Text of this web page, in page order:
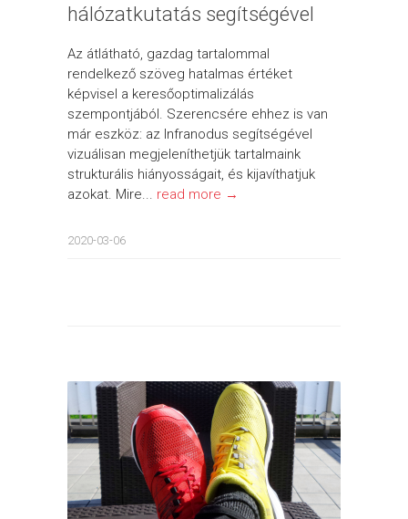
hálózatkutatás segítségével
Az átlátható, gazdag tartalommal
rendelkező szöveg hatalmas értéket
képvisel a keresőoptimalizálás
szempontjából. Szerencsére ehhez is van
már eszköz: az Infranodus segítségével
vizuálisan megjeleníthetjük tartalmaink
strukturális hiányosságait, és kijavíthatjuk
azokat. Mire... read more →
2020-03-06